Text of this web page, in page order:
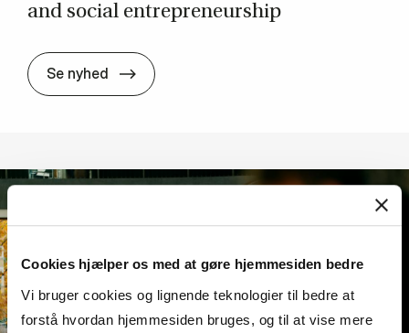
Cookies hjælper os med at gøre hjemmesiden bedre
Vi bruger cookies og lignende teknologier til bedre at
forstå hvordan hjemmesiden bruges, og til at vise mere
and so­cial entrepreneur­ship
Se nyhed Re­lease of new pod­cast on sus­tain­able